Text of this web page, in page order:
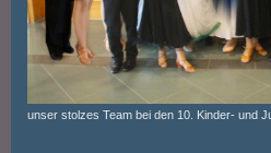
unser stolzes Team bei den 10. Kinder- und